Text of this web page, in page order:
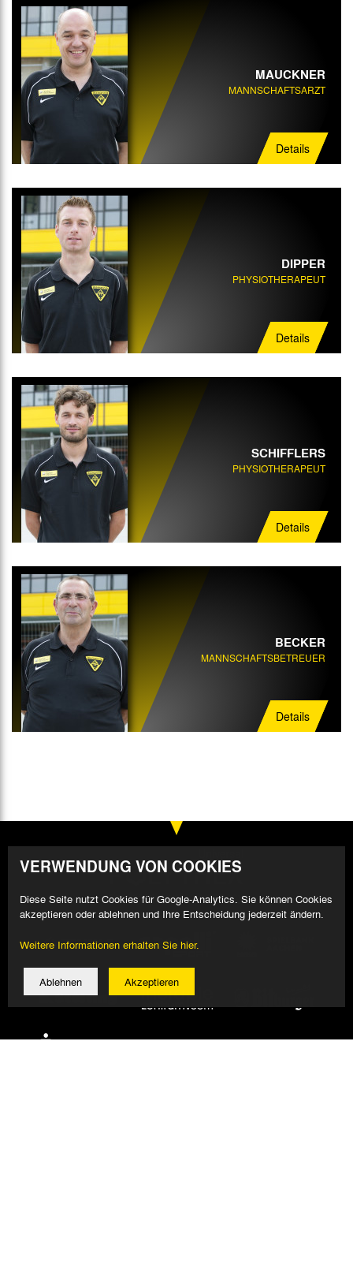
MAUCKNER
MANNSCHAFTSARZT
Details
DIPPER
PHYSIOTHERAPEUT
Details
SCHIFFLERS
PHYSIOTHERAPEUT
Details
BECKER
MANNSCHAFTSBETREUER
Details
VERWENDUNG VON COOKIES
Diese Seite nutzt Cookies für Google-Analytics. Sie können Cookies
akzeptieren oder ablehnen und Ihre Entscheidung jederzeit ändern.
Weitere Informationen erhalten Sie hier.
Ablehnen Akzeptieren